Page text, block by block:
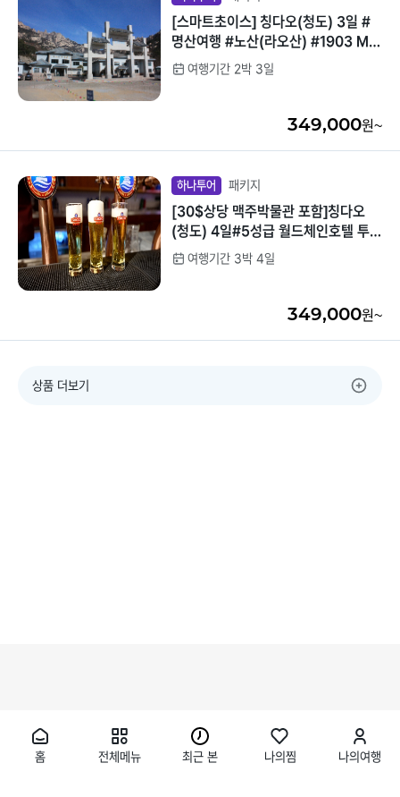
[스마트초이스] 칭다오(청도) 3일 #
명산여행 #노산(라오산) #1903 MIX
리원 레스토랑 #쇼핑센터방문NO
여행기간 2박 3일
349,000원~
하나투어 패키지
[30$상당 맥주박물관 포함]칭다오
(청도) 4일#5성급 월드체인호텔 투숙
#오후출발 #여유로운일정 #전일정특
식 #쇼핑센터방문NO! #야시장포함
여행기간 3박 4일
349,000원~
상품 더보기
홈 전체메뉴 최근 본 나의찜 나의여행